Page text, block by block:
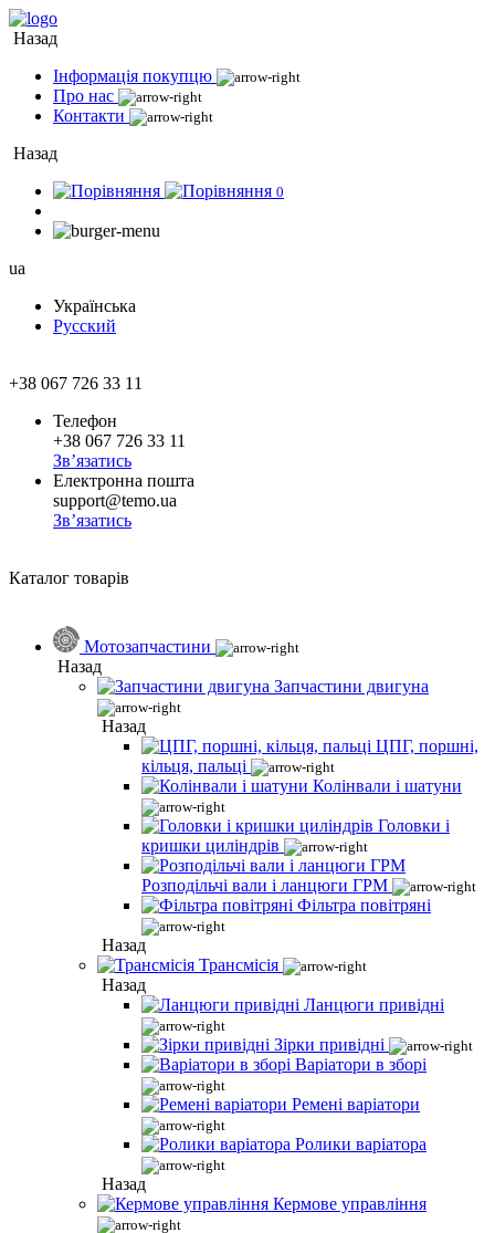
Назад
Інформація покупцю
Про нас
Контакти
Назад
0
ua
Українська
Русский
+38 067 726 33 11
Телефон
+38 067 726 33 11
Зв’язатись
Електронна пошта
support@temo.ua
Зв’язатись
Каталог товарів
Мотозапчастини
Назад
Запчастини двигуна
Назад
ЦПГ, поршні,
кільця, пальці
Колінвали і шатуни
Головки і
кришки циліндрів
Розподільчі вали і ланцюги ГРМ
Фільтра повітряні
Назад
Трансмісія
Назад
Ланцюги привідні
Зірки привідні
Варіатори в зборі
Ремені варіатори
Ролики варіатора
Назад
Кермове управління